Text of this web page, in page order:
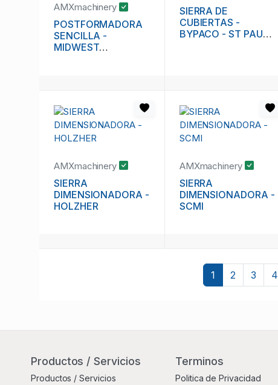
AMXmachinery
POSTFORMADORA
SENCILLA -
MIDWEST
SIERRA DE
CUBIERTAS -
BYPACO - ST PAUL
AMXmachinery
SIERRA
DIMENSIONADORA -
HOLZHER
AMXmachinery
SIERRA
DIMENSIONADORA -
SCMI
1 2 3 4
Productos / Servicios
Productos / Servicios
Terminos
Politica de Privacidad